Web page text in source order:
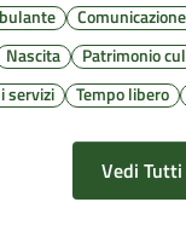
Nascita Patrimonio
servizi Tempo libero
Vedi Tutti